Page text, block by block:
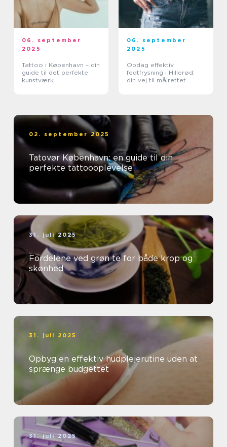
06. september
2025
Tattoo i København – din
guide til det perfekte
kunstværk
06. september
2025
Opdag effektiv
fedtfrysning i Hillerød:
din vej til målrettet
02. september 2025
Tatovør København: en guide til din
perfekte tattoooplevelse
31. juli 2025
Fordelene ved grøn te for både krop og
skønhed
31. juli 2025
Opbyg en effektiv hudplejerutine uden at
sprænge budgettet
31. juli 2025